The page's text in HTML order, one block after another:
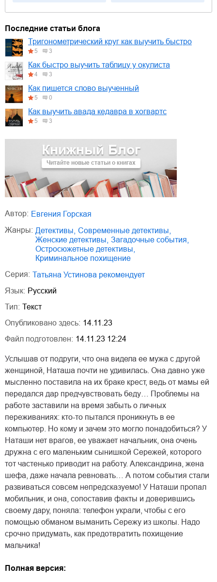
Книжный Блог
Читайте новые статьи о книгах
Последние статьи блога
Тригонометрический круг как выучить быстро
5 3
Как быстро выучить таблицу у окулиста
4 3
Как пишется слово выученный
5 0
Как выучить авада кедавра в хогвартс
5 3
Автор:
Евгения Горская
Жанры:
детективы современные детективы
женские детективы
загадочные события
остросюжетные детективы
криминальное похищение
Серия:
Татьяна Устинова рекомендует
Язык: Русский
Тип: Текст
Опубликовано здесь: 14.11.23
Файл подготовлен: 14.11.23 12:24
Услышав от подруги, что она видела ее мужа с другой
женщиной, Наташа почти не удивилась. Она давно уже
мысленно поставила на их браке крест, ведь от мамы ей
передался дар предчувствовать беду… Проблемы на
работе заставили на время забыть о личных
переживаниях: кто-то пытался проникнуть в ее
компьютер. Но кому и зачем это могло понадобиться? У
Наташи нет врагов, ее уважает начальник, она очень
дружна с его маленьким сынишкой Сережей, которого
тот частенько приводит на работу. Александрина, жена
шефа, даже начала ревновать… А потом события стали
развиваться совсем непредсказуемо! У Наташи пропал
мобильник, и она, сопоставив факты и доверившись
своему дару, поняла: телефон украли, чтобы с его
помощью обманом выманить Сережу из школы. Надо
срочно придумать, как предотвратить похищение
мальчика!
Полная версия: